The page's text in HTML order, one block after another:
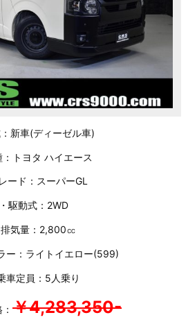
：新車(ディーゼル車)
：トヨタ ハイエース
ード：スーパーGL
・駆動式：2WD
排気量：2,800㏄
ー：ライトイエロー(599)
車定員：5人乗り
￥4,283,350-